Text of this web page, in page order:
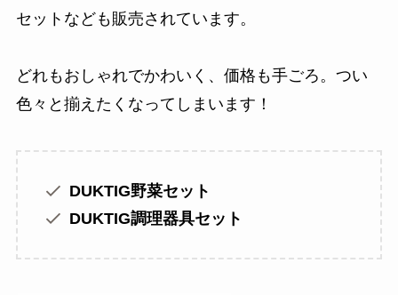
セットなども販売されています。
どれもおしゃれでかわいく、価格も手ごろ。つい
色々と揃えたくなってしまいます！
DUKTIG野菜セット
DUKTIG調理器具セット